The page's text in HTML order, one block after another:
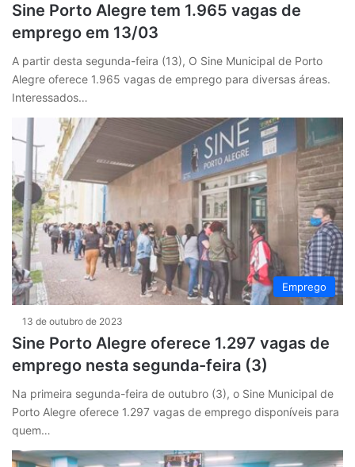
Sine Porto Alegre tem 1.965 vagas de
emprego em 13/03
A partir desta segunda-feira (13), O Sine Municipal de Porto
Alegre oferece 1.965 vagas de emprego para diversas áreas.
Interessados…
Emprego
13 de outubro de 2023
Sine Porto Alegre oferece 1.297 vagas de
emprego nesta segunda-feira (3)
Na primeira segunda-feira de outubro (3), o Sine Municipal de
Porto Alegre oferece 1.297 vagas de emprego disponíveis para
quem…